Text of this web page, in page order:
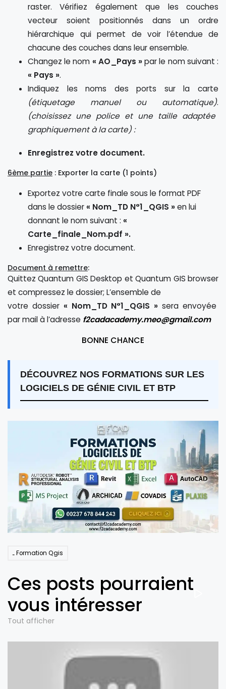
raster. Vérifiez également que les couches
vecteur soient positionnés dans un ordre
hiérarchique qui permet de voir l’étendue de
chacune des couches dans leur ensemble.
Changez le nom « AO_Pays »par le nom suivant :
« Pays ».
Indiquez les noms des ports sur la carte
(étiquetage manuel ou automatique).
(choisissez une police et une taille adaptée
graphiquement à la carte) :
Enregistrez votre document.
6ème partie : Exporter la carte (1 points)
Exportez votre carte finale sous le format PDF
dans le dossier« Nom_TD N°1_QGIS »en lui
donnant le nom suivant : «
Carte_finale_Nom.pdf ».
Enregistrez votre document.
Document à remettre:
Quittez Quantum GIS Desktop et Quantum GIS browser
et compressez le dossier; L’ensemble de
votre dossier « Nom_TD N°1_QGIS » sera envoyée
par mail à l’adresse f2cadacademy.meo@gmail.com
BONNE CHANCE
DÉCOUVREZ NOS FORMATIONS SUR LES
LOGICIELS DE GÉNIE CIVIL ET BTP
Formation Qgis
Ces posts pourraient
vous intéresser
Tout afficher